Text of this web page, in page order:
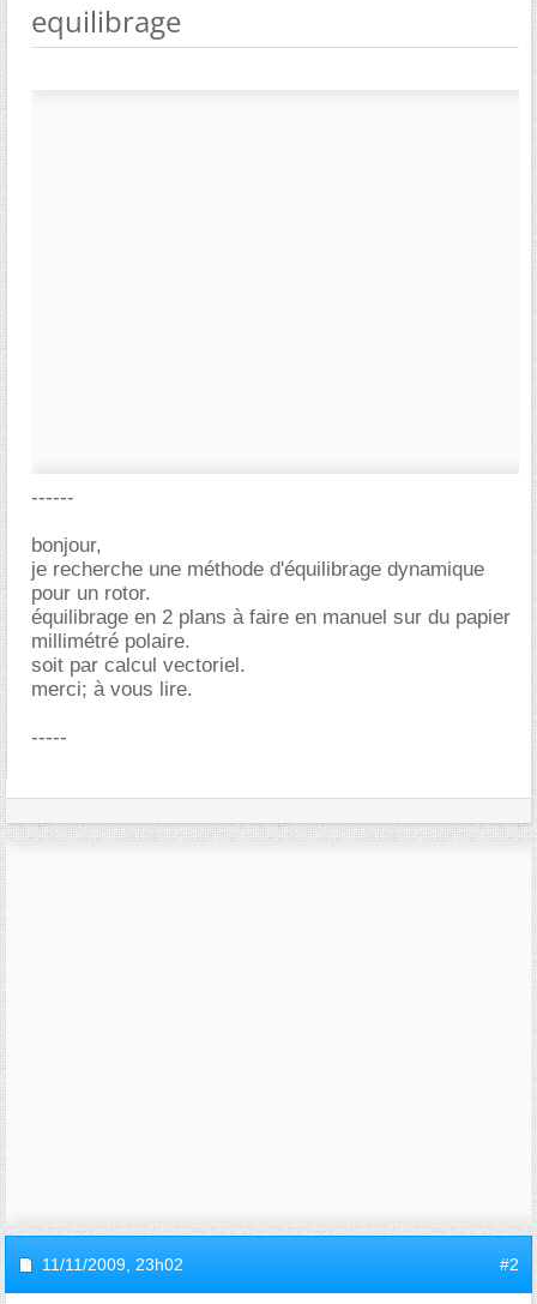
equilibrage
------
bonjour,
je recherche une méthode d'équilibrage dynamique
pour un rotor.
équilibrage en 2 plans à faire en manuel sur du papier
millimétré polaire.
soit par calcul vectoriel.
merci; à vous lire.
-----
11/11/2009, 23h02 #2